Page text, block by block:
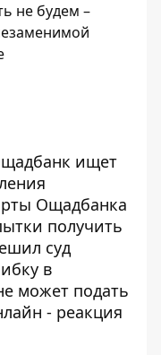
не будем –
ищет
Ощадбанка
получить
суд
в
может подать
- реакция